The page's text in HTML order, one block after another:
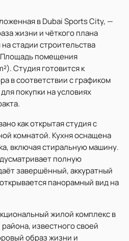
в Dubai Sports City, —
жизни и чёткого плана
стадии строительства
помещения
Студия готовится к
в соответствии с графиком
покупки на условиях
как открытая студия с
комнатой. Кухня оснащена
включая стиральную машину.
полную
завершённый, аккуратный
панорамный вид на
жилой комплекс в
известного своей
образ жизни и